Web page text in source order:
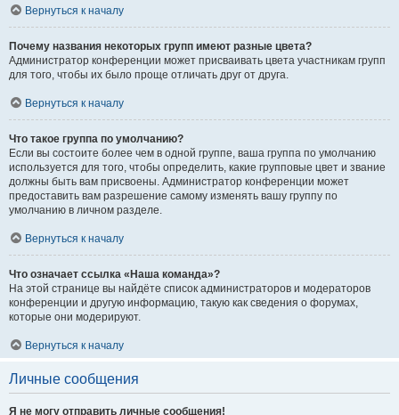
Вернуться к началу
Почему названия некоторых групп имеют разные цвета?
Администратор конференции может присваивать цвета участникам групп
для того, чтобы их было проще отличать друг от друга.
Вернуться к началу
Что такое группа по умолчанию?
Если вы состоите более чем в одной группе, ваша группа по умолчанию
используется для того, чтобы определить, какие групповые цвет и звание
должны быть вам присвоены. Администратор конференции может
предоставить вам разрешение самому изменять вашу группу по
умолчанию в личном разделе.
Вернуться к началу
Что означает ссылка «Наша команда»?
На этой странице вы найдёте список администраторов и модераторов
конференции и другую информацию, такую как сведения о форумах,
которые они модерируют.
Вернуться к началу
Личные сообщения
Я не могу отправить личные сообщения!